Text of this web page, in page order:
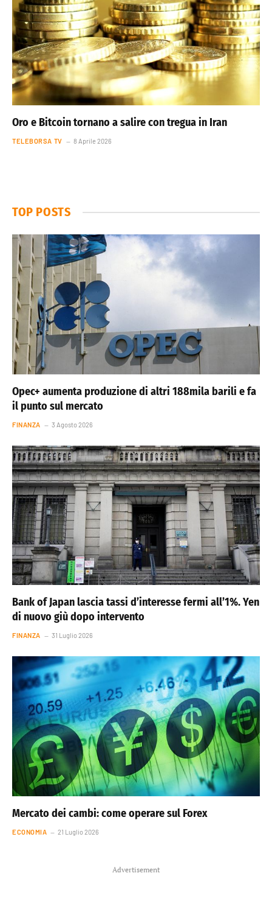
Oro e Bitcoin tornano a salire con tregua in Iran
TELEBORSA TV 8 Aprile 2026
TOP POSTS
Opec+ aumenta produzione di altri 188mila barili e fa
il punto sul mercato
FINANZA 3 Agosto 2026
Bank of Japan lascia tassi d’interesse fermi all’1%. Yen
di nuovo giù dopo intervento
FINANZA 31 Luglio 2026
Mercato dei cambi: come operare sul Forex
ECONOMIA 21 Luglio 2026
Advertisement